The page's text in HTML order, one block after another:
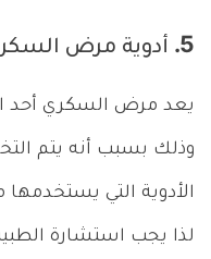
5. أدوية مرض السكري
يعد مرض السكري أحد
وذلك بسبب أنه يتم
الأدوية التي
لذا يجب استشارة